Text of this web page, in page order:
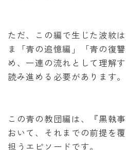
ただ、この編で生じた波紋
ま「青の追憶編」「青の復
め、一連の流れとして理解
読み進める必要があります。
この青の教団編は、『黒執
おいて、それまでの前提を
担うエピソードです。